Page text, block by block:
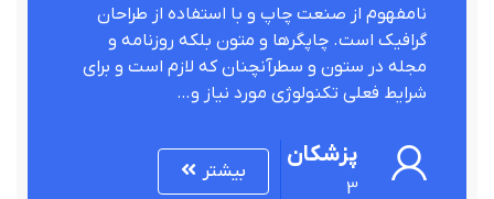
نامفهوم از صنعت چاپ و با استفاده از طراحان
گرافیک است. چاپگرها و متون بلکه روزنامه و
مجله در ستون و سطرآنچنان که لازم است و برای
شرایط فعلی تکنولوژی مورد نیاز و…
پزشکان
3
بیشتر